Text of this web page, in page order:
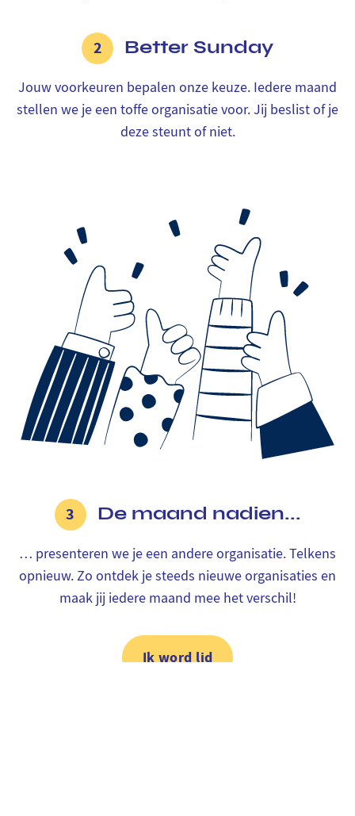
2 Better Sunday
Jouw voorkeuren bepalen onze keuze. Iedere maand
stellen we je een toffe organisatie voor. Jij beslist of je
deze steunt of niet.
3 De maand nadien...
… presenteren we je een andere organisatie. Telkens
opnieuw. Zo ontdek je steeds nieuwe organisaties en
maak jij iedere maand mee het verschil!
Ik word lid